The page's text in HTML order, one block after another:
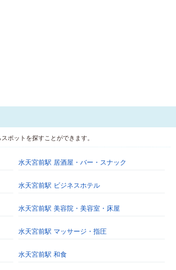
ポットを探すことができます。
水天宮前駅 居酒屋・バー・スナック
水天宮前駅 ビジネスホテル
水天宮前駅 美容院・美容室・床屋
水天宮前駅 マッサージ・指圧
水天宮前駅 和食